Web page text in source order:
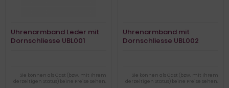
Uhrenarmband Leder mit
Dornschliesse UBL001
Sie können als Gast (bzw. mit Ihrem
derzeitigen Status) keine Preise sehen.
Uhrenarmband mit
Dornschliesse UBL002
Sie können als Gast (bzw. mit Ihrem
derzeitigen Status) keine Preise sehen.